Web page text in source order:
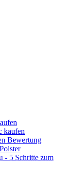
kaufen
Bewertung
- 5 Schritte zum